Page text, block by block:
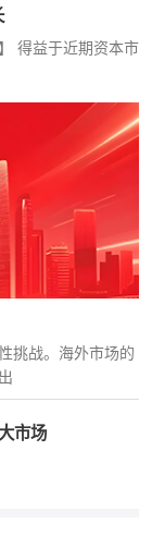
挑战。海外市场的
市场